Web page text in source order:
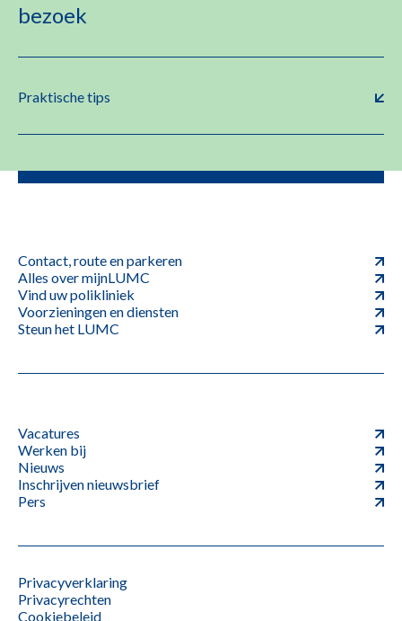
bezoek
Praktische tips
Contact, route en parkeren
Alles over mijnLUMC
Vind uw polikliniek
Voorzieningen en diensten
Steun het LUMC
Vacatures
Werken bij
Nieuws
Inschrijven nieuwsbrief
Pers
Privacyverklaring
Privacyrechten
Cookiebeleid